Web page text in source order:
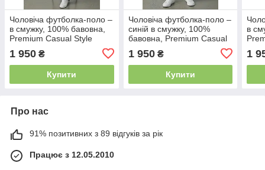
Чоловіча футболка-поло –
в смужку, 100% бавовна,
Premium Casual Style
1 950 ₴
Купити
Чоловіча футболка-поло –
синій в смужку, 100%
бавовна, Premium Casual
1 950₴
Купити
в
1
Про нас
91% позитивних з 89 відгуків за рік
Працює з 12.05.2010